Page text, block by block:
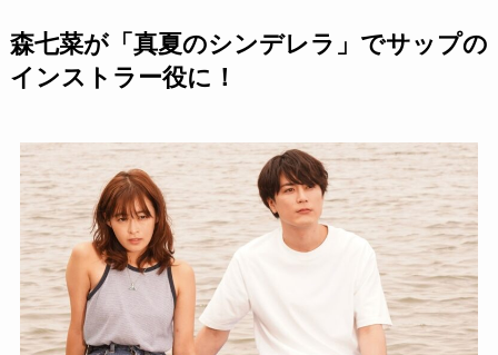
森七菜が「真夏のシンデレラ」でサップの
インストラー役に！